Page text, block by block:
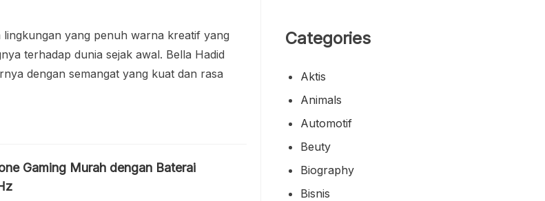
lingkungan yang penuh warna kreatif yang
terhadap dunia sejak awal. Bella Hadid
dengan semangat yang kuat dan rasa
Gaming Murah dengan Baterai
Categories
Aktis
Animals
Automotif
Beuty
Biography
Bisnis